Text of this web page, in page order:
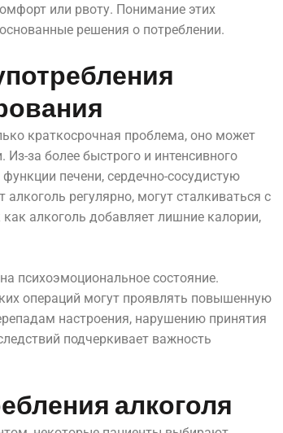
или рвоту. Понимание этих
решения о потреблении.
краткосрочная проблема, оно может
за более быстрого и интенсивного
печени, сердечно-сосудистую
регулярно, могут сталкиваться с
алкоголь добавляет лишние калории,
психоэмоциональное состояние.
операций могут проявлять повышенную
настроения, нарушению принятия
подчеркивает важность
алкоголя